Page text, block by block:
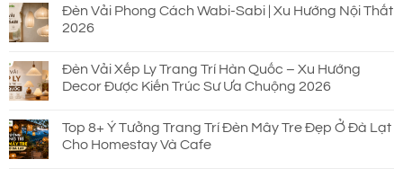
Đèn Vải Phong Cách Wabi-Sabi | Xu Hướng Nội Thất
2026
Đèn Vải Xếp Ly Trang Trí Hàn Quốc – Xu Hướng
Decor Được Kiến Trúc Sư Ưa Chuộng 2026
Top 8+ Ý Tưởng Trang Trí Đèn Mây Tre Đẹp Ở Đà Lạt
Cho Homestay Và Cafe